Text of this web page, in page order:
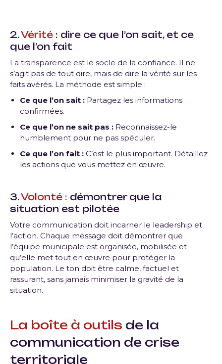
2.Vérité : dire ce que l’on sait, et ce
que l’on fait
La transparence est le socle de la confiance. Il ne
s’agit pas de tout dire, mais de dire la vérité sur les
faits avérés. La méthode est simple :
Ce que l’on sait : Partagez les informations
confirmées.
Ce que l’on ne sait pas : Reconnaissez-le
humblement pour ne pas spéculer.
Ce que l’on fait : C’est le plus important. Détaillez
les actions que vous mettez en œuvre.
3.Volonté : démontrer que la
situation est pilotée
Votre communication doit incarner le leadership et
l’action. Chaque message doit démontrer que
l’équipe municipale est organisée, mobilisée et
qu’elle met tout en œuvre pour protéger la
population. Le ton doit être calme, factuel et
rassurant, sans jamais minimiser la gravité de la
situation.
La boîte à outils de la
communication de crise
territoriale